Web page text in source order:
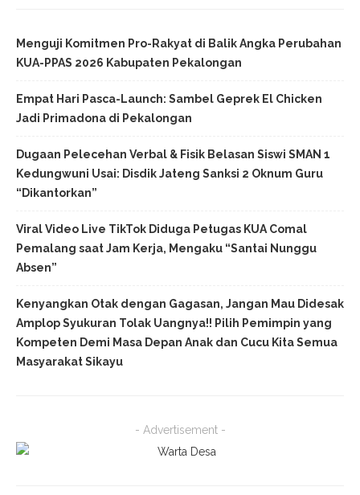
Menguji Komitmen Pro-Rakyat di Balik Angka Perubahan
KUA-PPAS 2026 Kabupaten Pekalongan
Empat Hari Pasca-Launch: Sambel Geprek El Chicken
Jadi Primadona di Pekalongan
Dugaan Pelecehan Verbal & Fisik Belasan Siswi SMAN 1
Kedungwuni Usai: Disdik Jateng Sanksi 2 Oknum Guru
“Dikantorkan”
Viral Video Live TikTok Diduga Petugas KUA Comal
Pemalang saat Jam Kerja, Mengaku “Santai Nunggu
Absen”
Kenyangkan Otak dengan Gagasan, Jangan Mau Didesak
Amplop Syukuran Tolak Uangnya!! Pilih Pemimpin yang
Kompeten Demi Masa Depan Anak dan Cucu Kita Semua
Masyarakat Sikayu
- Advertisement -